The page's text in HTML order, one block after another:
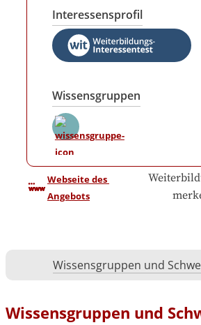
Interessensprofil
Wissensgruppen
Webseite des
Angebots
Wissensgruppen und
Wissensgruppen und